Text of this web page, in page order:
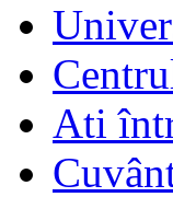
Ati